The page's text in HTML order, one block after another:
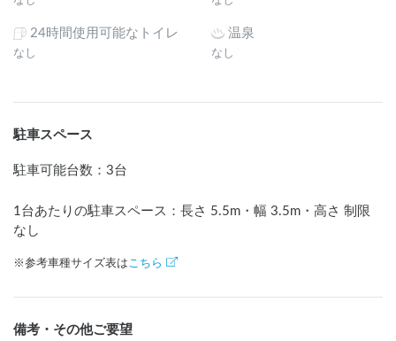
24時間使用可能なトイレ
なし
温泉
なし
駐車スペース
駐車可能台数 ： 3台
1台あたりの駐車スペース：長さ 5.5m ・幅 3.5m ・高さ 制限
なし
※参考車種サイズ表は こちら
備考・その他ご要望